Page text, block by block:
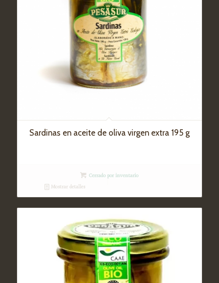
Sardinas en aceite de oliva virgen extra 195 g
Cerrado por inventario
Mostrar detalles